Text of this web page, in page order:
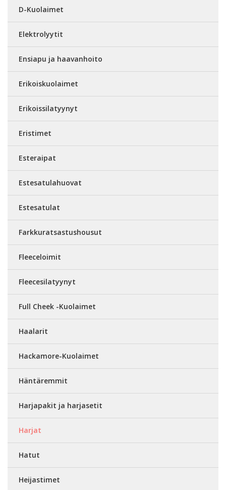
D-Kuolaimet
Elektrolyytit
Ensiapu ja haavanhoito
Erikoiskuolaimet
Erikoissilatyynyt
Eristimet
Esteraipat
Estesatulahuovat
Estesatulat
Farkkuratsastushousut
Fleeceloimit
Fleecesilatyynyt
Full Cheek -Kuolaimet
Haalarit
Hackamore-Kuolaimet
Häntäremmit
Harjapakit ja harjasetit
Harjat
Hatut
Heijastimet